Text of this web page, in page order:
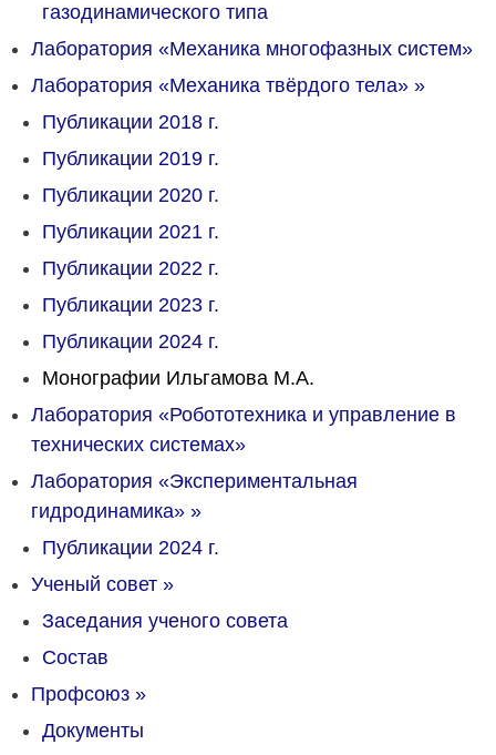
газодинамического типа
Лаборатория «Механика многофазных систем»
Лаборатория «Механика твёрдого тела» »
Публикации 2018 г.
Публикации 2019 г.
Публикации 2020 г.
Публикации 2021 г.
Публикации 2022 г.
Публикации 2023 г.
Публикации 2024 г.
Монографии Ильгамова М.А.
Лаборатория «Робототехника и управление в
технических системах»
Лаборатория «Экспериментальная
гидродинамика» »
Публикации 2024 г.
Ученый совет »
Заседания ученого совета
Состав
Профсоюз »
Документы